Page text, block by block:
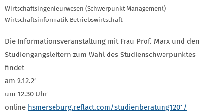
Wirtschaftsingenieurwesen (Schwerpunkt Management)
Wirtschaftsinformatik Betriebswirtschaft
Die Informationsveranstaltung mit Frau Prof. Marx und den
Studiengangsleitern zum Wahl des Studienschwerpunktes
findet
am 9.12.21
um 12:30 Uhr
online hsmerseburg.reflact.com/studienberatung1201/